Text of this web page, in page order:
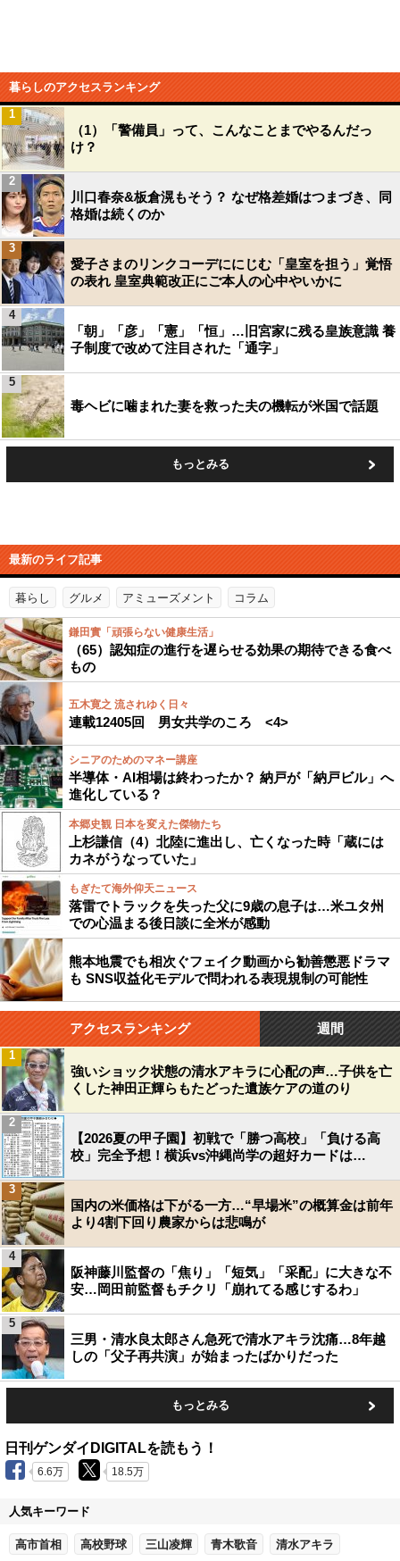
暮らしのアクセスランキング
（1）「警備員」って、こんなことまでやるんだっ
け？
1
川口春奈&板倉滉もそう？ なぜ格差婚はつまづき、同
格婚は続くのか
2
愛子さまのリンクコーデににじむ「皇室を担う」覚悟
の表れ 皇室典範改正にご本人の心中やいかに
3
「朝」「彦」「憲」「恒」…旧宮家に残る皇族意識 養
子制度で改めて注目された「通字」
4
毒ヘビに噛まれた妻を救った夫の機転が米国で話題
5
もっとみる
最新のライフ記事
暮らし グルメ アミューズメント コラム
鎌田實「頑張らない健康生活」
（65）認知症の進行を遅らせる効果の期待できる食べ
もの
五木寛之 流されゆく日々
連載12405回 男女共学のころ <4>
シニアのためのマネー講座
半導体・AI相場は終わったか？ 納戸が「納戸ビル」へ
進化している？
本郷史観 日本を変えた傑物たち
上杉謙信（4）北陸に進出し、亡くなった時「蔵には
カネがうなっていた」
もぎたて海外仰天ニュース
落雷でトラックを失った父に9歳の息子は…米ユタ州
での心温まる後日談に全米が感動
熊本地震でも相次ぐフェイク動画から勧善懲悪ドラマ
も SNS収益化モデルで問われる表現規制の可能性
アクセスランキング 週間
強いショック状態の清水アキラに心配の声…子供を亡
くした神田正輝らもたどった遺族ケアの道のり
1
【2026夏の甲子園】初戦で「勝つ高校」「負ける高
校」完全予想！横浜vs沖縄尚学の超好カードは…
2
国内の米価格は下がる一方…“早場米”の概算金は前年
より4割下回り農家からは悲鳴が
3
阪神藤川監督の「焦り」「短気」「采配」に大きな不
安…岡田前監督もチクリ「崩れてる感じするわ」
4
三男・清水良太郎さん急死で清水アキラ沈痛…8年越
しの「父子再共演」が始まったばかりだった
5
もっとみる
日刊ゲンダイDIGITALを読もう！
6.6万 18.5万
人気キーワード
高市首相 高校野球 三山凌輝 青木歌音 清水アキラ